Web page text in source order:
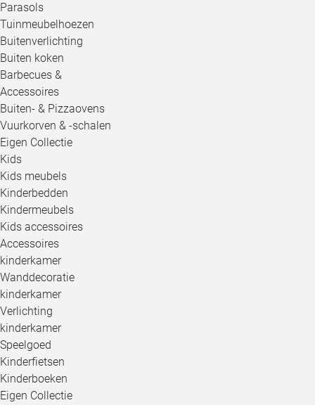
Parasols
Tuinmeubelhoezen
Buitenverlichting
Buiten koken
Barbecues &
Accessoires
Buiten- & Pizzaovens
Vuurkorven & -schalen
Eigen Collectie
Kids
Kids meubels
Kinderbedden
Kindermeubels
Kids accessoires
Accessoires
kinderkamer
Wanddecoratie
kinderkamer
Verlichting
kinderkamer
Speelgoed
Kinderfietsen
Kinderboeken
Eigen Collectie